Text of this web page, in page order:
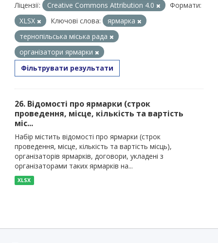
Ліцензії: Creative Commons Attribution 4.0
Формати:
XLSX
Ключові слова:
ярмарка
тернопільська міська рада
організатори ярмарки
Фільтрувати результати
26. Відомості про ярмарки (строк
проведення, місце, кількість та вартість
міс...
Набір містить відомості про ярмарки (строк
проведення, місце, кількість та вартість місць),
організаторів ярмарків, договори, укладені з
організаторами таких ярмарків на...
XLSX